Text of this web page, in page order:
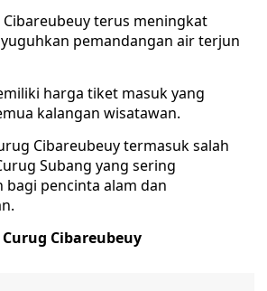
terus meningkat
pemandangan air terjun
harga tiket masuk yang
kalangan wisatawan.
Cibareubeuy termasuk salah
Subang yang sering
pencinta alam dan
Cibareubeuy